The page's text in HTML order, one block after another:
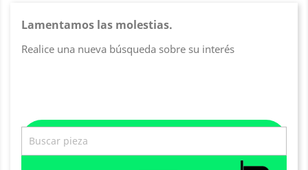
Lamentamos las molestias.
Realice una nueva búsqueda sobre su interés